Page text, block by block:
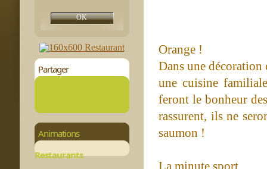
Partager
Animations
Restaurants
Orange !
Dans une décoration
une cuisine
feront le bonheur
rassurent, ils ne
saumon !
La minute sport